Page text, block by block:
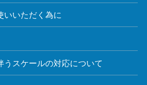
いいただく為に
うスケールの対応について